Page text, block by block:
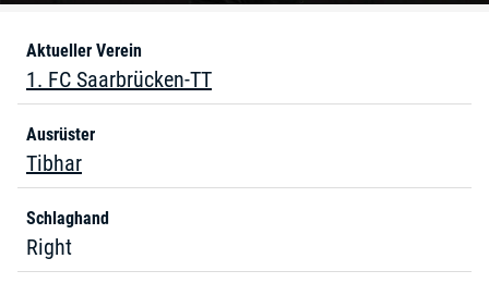
Aktueller Verein
1. FC Saarbrücken-TT
Ausrüster
Tibhar
Schlaghand
Right